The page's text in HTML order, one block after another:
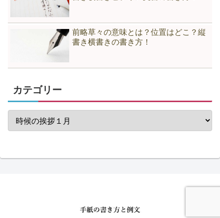
前略草々の意味とは？位置はどこ？縦
書き横書きの書き方！
カテゴリー